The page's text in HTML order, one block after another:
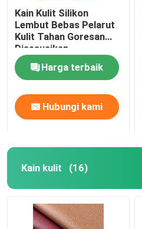
Kain Kulit Silikon
Lembut Bebas Pelarut
Kulit Tahan Goresan
Disesuaikan
Harga terbaik
Hubungi kami
Kain kulit (16)